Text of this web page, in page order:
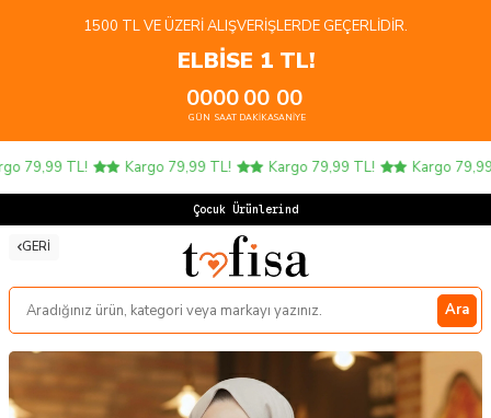
1500 TL VE ÜZERI ALIŞVERIŞLERDE GEÇERLIDIR.
ELBİSE 1 TL!
00
GÜN
00
SAAT
00
DAKIKA
00
SANIYE
79,99 TL! Kargo 79,99 TL! Kargo 79,99 TL! Kargo 79,99
Çocuk Ürünlerinde 4
GERI
Ara